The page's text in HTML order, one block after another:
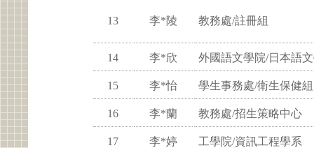
13 李*陵 教務處/註冊組
14 李*欣 外國語文學院/日本語
15 李*怡 學生事務處/衛生保健組
16 李*蘭 教務處/招生策略中心
17 李*婷 工學院/資訊工程學系